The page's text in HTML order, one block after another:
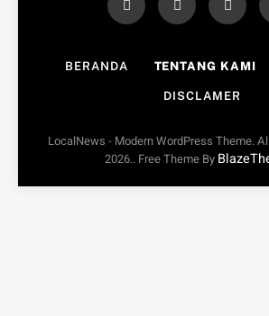
BERANDA TENTANG KAMI
DISCLAMER
LocalNews - Modern WordPress Theme.
2026.. Free Theme By